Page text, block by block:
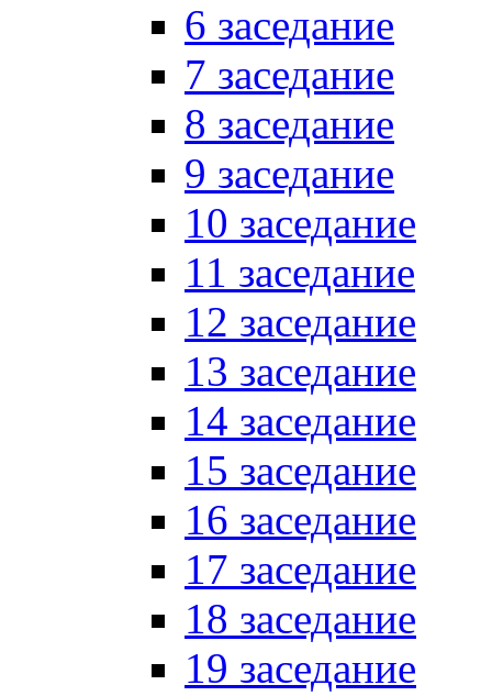
6 заседание
7 заседание
8 заседание
9 заседание
10 заседание
11 заседание
12 заседание
13 заседание
14 заседание
15 заседание
16 заседание
17 заседание
18 заседание
19 заседание